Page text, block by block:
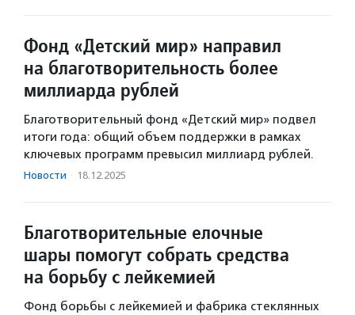
Фонд «Детский мир» направил
на благотворительность более
миллиарда рублей
Благотворительный фонд «Детский мир» подвел
итоги года: общий объем поддержки в рамках
ключевых программ превысил миллиард рублей.
Новости · 18.12.2025
Благотворительные елочные
шары помогут собрать средства
на борьбу с лейкемией
Фонд борьбы с лейкемией и фабрика стеклянных